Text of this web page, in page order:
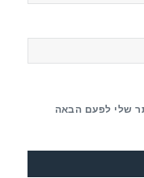
שלי לפעם הבאה